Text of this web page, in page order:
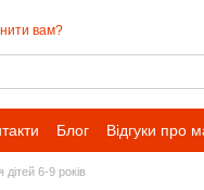
вам?
Блог Відгуки про
6-9 років